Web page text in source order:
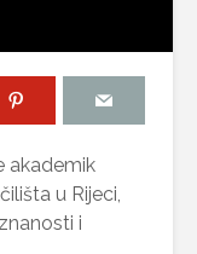
akademik
u Rijeci,
i